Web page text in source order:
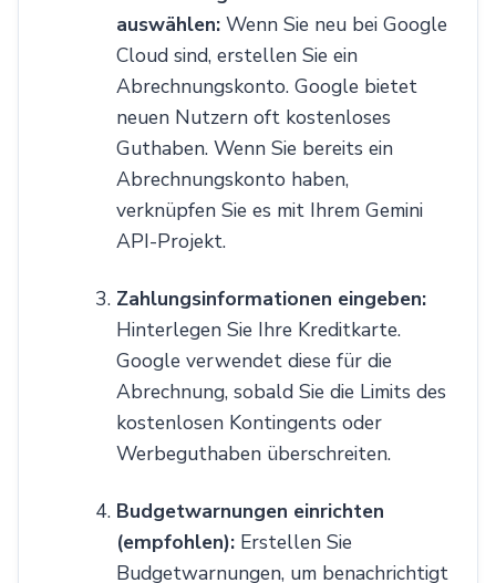
auswählen: Wenn Sie neu bei Google
Cloud sind, erstellen Sie ein
Abrechnungskonto. Google bietet
neuen Nutzern oft kostenloses
Guthaben. Wenn Sie bereits ein
Abrechnungskonto haben,
verknüpfen Sie es mit Ihrem Gemini
API-Projekt.
Zahlungsinformationen eingeben:
Hinterlegen Sie Ihre Kreditkarte.
Google verwendet diese für die
Abrechnung, sobald Sie die Limits des
kostenlosen Kontingents oder
Werbeguthaben überschreiten.
Budgetwarnungen einrichten
(empfohlen): Erstellen Sie
Budgetwarnungen, um benachrichtigt